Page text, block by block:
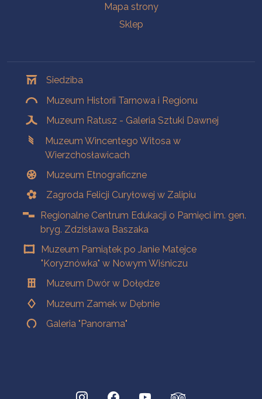
Mapa strony
Sklep
Siedziba
Muzeum Historii Tarnowa i Regionu
Muzeum Ratusz - Galeria Sztuki Dawnej
Muzeum Wincentego Witosa w
Wierzchosławicach
Muzeum Etnograficzne
Zagroda Felicji Curyłowej w Zalipiu
Regionalne Centrum Edukacji o Pamięci im. gen.
bryg. Zdzisława Baszaka
Muzeum Pamiątek po Janie Matejce
"Koryznówka" w Nowym Wiśniczu
Muzeum Dwór w Dołędze
Muzeum Zamek w Dębnie
Galeria "Panorama"